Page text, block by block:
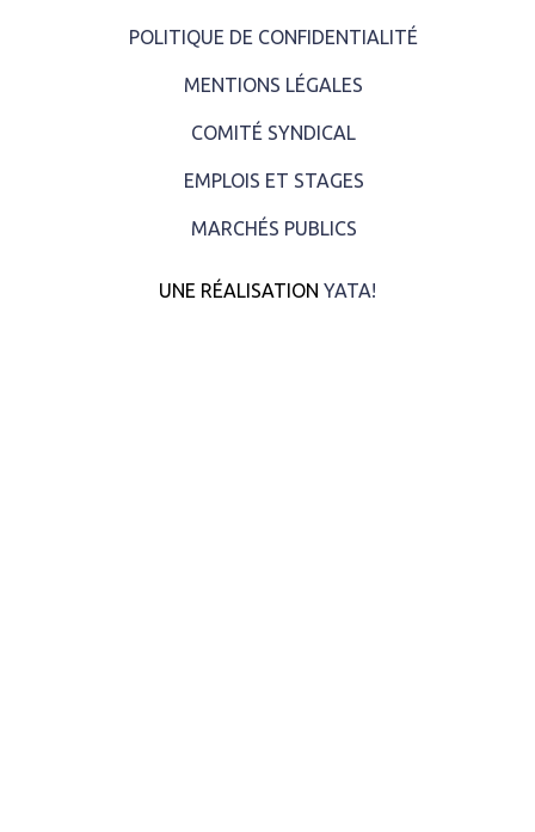
POLITIQUE DE CONFIDENTIALITÉ
MENTIONS LÉGALES
COMITÉ SYNDICAL
EMPLOIS ET STAGES
MARCHÉS PUBLICS
UNE RÉALISATION YATA!